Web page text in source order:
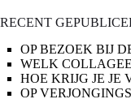
RECENT
OP BEZOEK BIJ
WELK
HOE KRIJG JE JE
OP